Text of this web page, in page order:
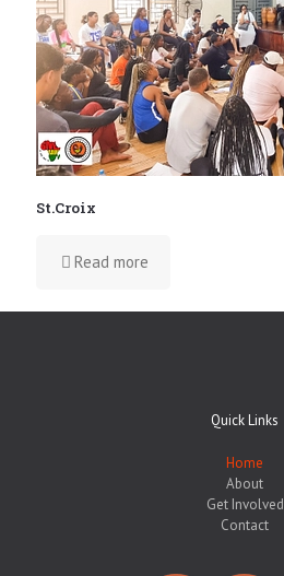
St.Croix
Read more
Quick Links
Home
About
Get Involved
Contact